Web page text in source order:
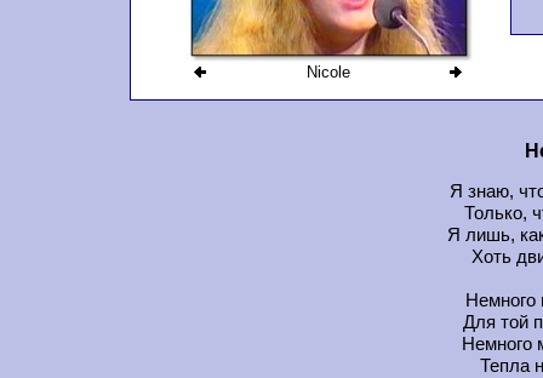
Nicole
Я знаю,
Только,
Я лишь,
Хоть
Немного
Для той
Немного
Тепла